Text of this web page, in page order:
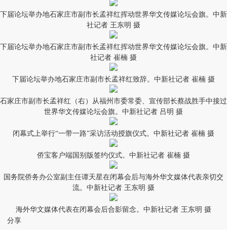
下届论坛举办地石家庄市副市长孟祥红挥动世界华文传媒论坛会旗。中新
社记者 王东明 摄
下届论坛举办地石家庄市副市长孟祥红挥动世界华文传媒论坛会旗。中新
社记者 崔楠 摄
下届论坛举办地石家庄市副市长孟祥红致辞。中新社记者 崔楠 摄
石家庄市副市长孟祥红（右）从福州市委常委、宣传部长蔡战胜手中接过
世界华文传媒论坛会旗。中新社记者 吕明 摄
闭幕式上举行“一带一路”采访活动授旗仪式。中新社记者 崔楠 摄
侨宝客户端国别版签约仪式。中新社记者 崔楠 摄
国务院侨务办公室副主任谭天星在闭幕会后与海外华文媒体代表亲切交
流。中新社记者 王东明 摄
海外华文媒体代表在闭幕会后合影留念。中新社记者 王东明 摄
分享